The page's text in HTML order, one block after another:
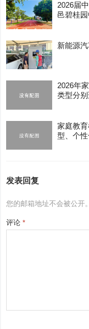
2026届
邑碧桂
新能源
2026年
类型分
家庭教
型、个
发表回复
您的邮箱地址不会被公开。
评论*